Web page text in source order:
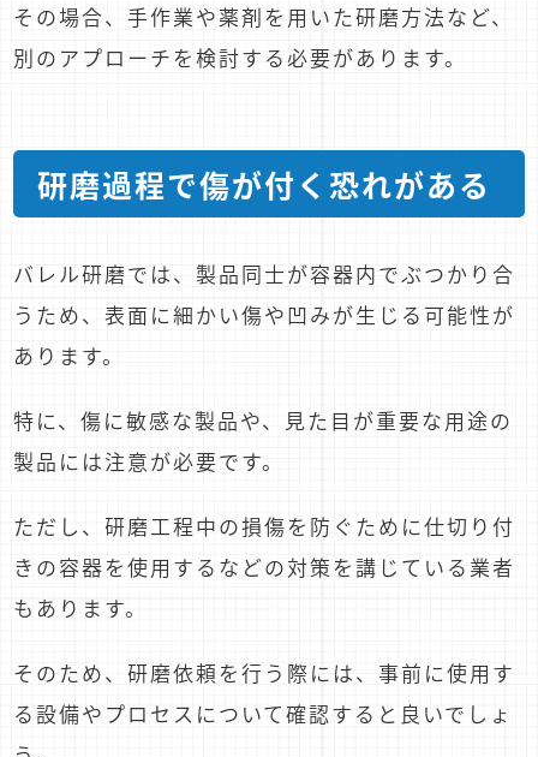
その場合、手作業や薬剤を用いた研磨方法など、
別のアプローチを検討する必要があります。
研磨過程で傷が付く恐れがある
バレル研磨では、製品同士が容器内でぶつかり合
うため、表面に細かい傷や凹みが生じる可能性が
あります。
特に、傷に敏感な製品や、見た目が重要な用途の
製品には注意が必要です。
ただし、研磨工程中の損傷を防ぐために仕切り付
きの容器を使用するなどの対策を講じている業者
もあります。
そのため、研磨依頼を行う際には、事前に使用す
る設備やプロセスについて確認すると良いでしょ